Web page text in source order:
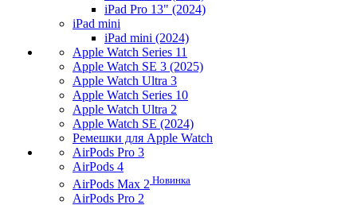
iPad Pro 13" (2024)
iPad mini
iPad mini (2024)
Apple Watch Series 11
Apple Watch SE 3 (2025)
Apple Watch Ultra 3
Apple Watch Series 10
Apple Watch Ultra 2
Apple Watch SE (2024)
Ремешки для Apple Watch
AirPods Pro 3
AirPods 4
AirPods Max 2 Новинка
AirPods Pro 2